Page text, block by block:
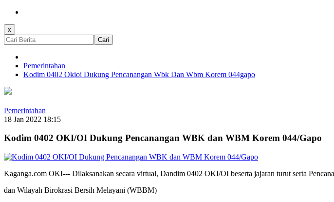
x
Cari
Pemerintahan
Kodim 0402 Okioi Dukung Pencanangan Wbk Dan Wbm Korem 044gapo
Pemerintahan
18 Jan 2022 18:15
Kodim 0402 OKI/OI Dukung Pencanangan WBK dan WBM Korem 044/Gapo
Kaganga.com OKI--- Dilaksanakan secara virtual, Dandim 0402 OKI/OI beserta jajaran turut serta
dan Wilayah Birokrasi Bersih Melayani (WBBM)